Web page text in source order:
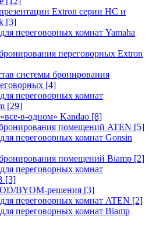
Extron серии HC и
[3]
переговорных комнат Yamaha
переговорных Extron
системы бронирования
[4]
переговорных комнат
[29]
в-одном» Kandao [8]
помещений ATEN [5]
переговорных комнат Gonsin
помещений Biamp [2]
переговорных комнат
[3]
BYOM-решения [3]
переговорных комнат ATEN [2]
переговорных комнат Biamp